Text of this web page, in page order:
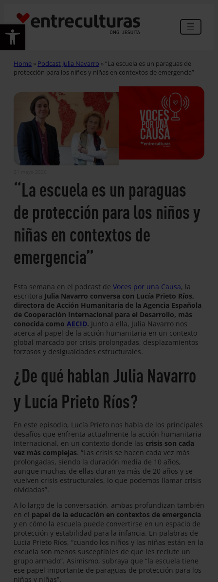
Abrir barra de herramientas
Home » Podcast Julia Navarro »“La escuela es un paraguas de
protección para los niños y niñas en contextos de emergencia”
“La escuela es un paraguas
de protección para los niños y
niñas en contextos de
emergencia”
Esta semana en el podcast de Voces por una Causa, la
escritora Julia Navarro conversa con Lucía Prieto Ríos,
directora de Acción Humanitaria de la Agencia Española
de Cooperación Internacional para el Desarrollo, más
conocida como AECID. Junto a ella, Julia Navarro nos
acerca al papel de la acción humanitaria en un contexto
global marcado por crisis prolongadas, desplazamientos
forzosos y desigualdades estructurales.
¿De qué hablan Julia Navarro
y Lucía Prieto Ríos?
En este episodio, Lucía Prieto nos habla de los principales
desafíos que enfrenta actualmente la acción humanitaria
internacional, en un contexto donde las crisis son cada
vez más complejas. “Las crisis se hacen cada vez más
prolongadas, siendo la duración media de 10 años,
aunque muchas de ellas duran ya más de 20 años y se
vuelven crisis estructurales, lo que podemos llamar crisis
olvidadas”.
A lo largo de la conversación, ambas profundizan también
en el papel de la educación en contextos de emergencia
y en cómo la escuela puede convertirse en un espacio de
protección y estabilidad para la infancia. En palabras de
Lucía Prieto Ríos, “cuando los niños y las niñas están en la
escuela son menos susceptibles de que les reclute un
grupo armado”. Asimismo, subraya que “la escuela tiene
ese papel importante de paraguas de protección para los
niños y niñas”.